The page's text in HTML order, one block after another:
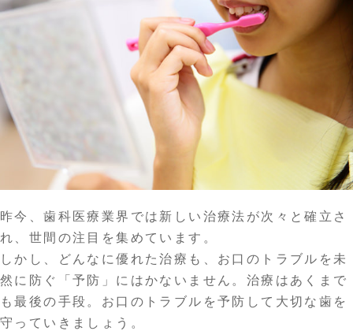
昨今、歯科医療業界では新しい治療法が次々と確立さ
れ、世間の注目を集めています。
しかし、どんなに優れた治療も、お口のトラブルを未
然に防ぐ「予防」にはかないません。治療はあくまで
も最後の手段。お口のトラブルを予防して大切な歯を
守っていきましょう。